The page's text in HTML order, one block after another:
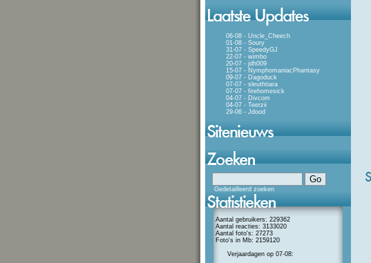
06-08 - Uncle_Cheech
01-08 - Soury
31-07 - SpeedyGJ
22-07 - wimbo
20-07 - jdh009
15-07 - NymphomaniacPhantasy
09-07 - Dagoduck
07-07 - sleuthtiara
07-07 - firehomesick
04-07 - Divcom
04-07 - Teerzii
29-06 - Jdood
Gedetailleerd zoeken
Aantal gebruikers: 229362
Aantal reacties: 3133020
Aantal foto's: 27273
Foto's in Mb: 2159120
Verjaardagen op 07-08: